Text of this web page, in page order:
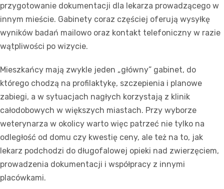
przygotowanie dokumentacji dla lekarza prowadzącego w
innym mieście. Gabinety coraz częściej oferują wysyłkę
wyników badań mailowo oraz kontakt telefoniczny w razie
wątpliwości po wizycie.
Mieszkańcy mają zwykle jeden „główny” gabinet, do
którego chodzą na profilaktykę, szczepienia i planowe
zabiegi, a w sytuacjach nagłych korzystają z klinik
całodobowych w większych miastach. Przy wyborze
weterynarza w okolicy warto więc patrzeć nie tylko na
odległość od domu czy kwestię ceny, ale też na to, jak
lekarz podchodzi do długofalowej opieki nad zwierzęciem,
prowadzenia dokumentacji i współpracy z innymi
placówkami.